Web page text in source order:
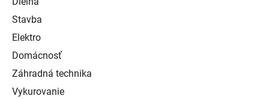
Stavba
Elektro
Domácnosť
Záhradná technika
Vykurovanie